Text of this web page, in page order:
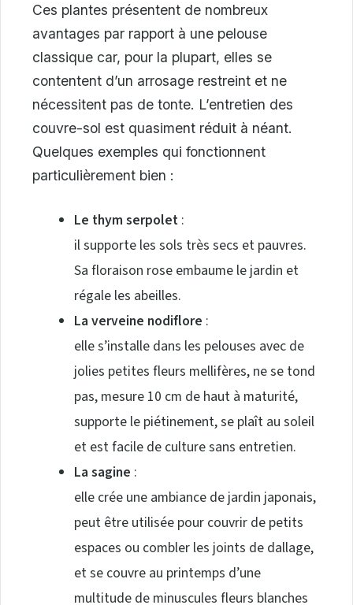
Ces plantes présentent de nombreux
avantages par rapport à une pelouse
classique car, pour la plupart, elles se
contentent d’un arrosage restreint et ne
nécessitent pas de tonte. L’entretien des
couvre-sol est quasiment réduit à néant.
Quelques exemples qui fonctionnent
particulièrement bien :
Le thym serpolet:
il supporte les sols très secs et pauvres.
Sa floraison rose embaume le jardin et
régale les abeilles.
La verveine nodiflore :
elle s’installe dans les pelouses avec de
jolies petites fleurs mellifères, ne se tond
pas, mesure 10 cm de haut à maturité,
supporte le piétinement, se plaît au soleil
et est facile de culture sans entretien.
La sagine :
elle crée une ambiance de jardin japonais,
peut être utilisée pour couvrir de petits
espaces ou combler les joints de dallage,
et se couvre au printemps d’une
multitude de minuscules fleurs blanches